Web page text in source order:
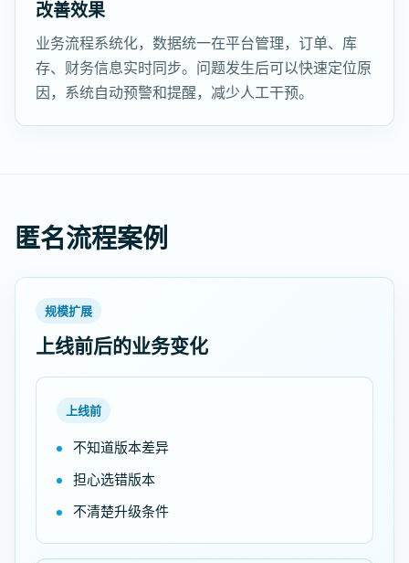
改善效果
业务流程系统化，数据统一在平台管理，订单、库
存、财务信息实时同步。问题发生后可以快速定位原
因，系统自动预警和提醒，减少人工干预。
匿名流程案例
规模扩展
上线前后的业务变化
上线前
不知道版本差异
担心选错版本
不清楚升级条件